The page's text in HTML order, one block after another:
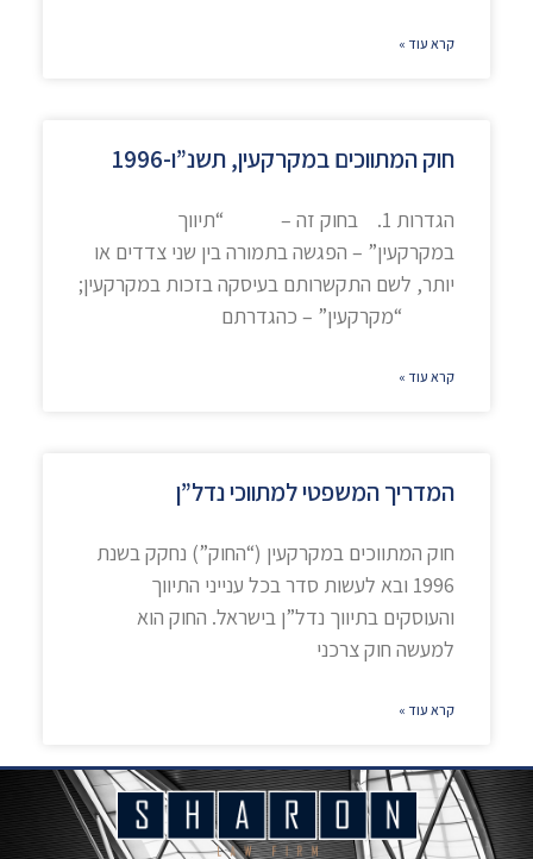
קרא עוד »
חוק המתווכים במקרקעין, תשנ”ו-1996
הגדרות 1. בחוק זה – “תיווך
במקרקעין” – הפגשה בתמורה בין שני צדדים או
יותר, לשם התקשרותם בעיסקה בזכות במקרקעין;
“מקרקעין” – כהגדרתם
קרא עוד »
המדריך המשפטי למתווכי נדל”ן
חוק המתווכים במקרקעין (“החוק”) נחקק בשנת
1996 ובא לעשות סדר בכל ענייני התיווך
והעוסקים בתיווך נדל”ן בישראל. החוק הוא
למעשה חוק צרכני
קרא עוד »